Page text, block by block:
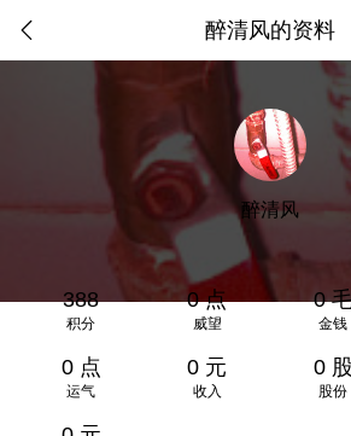
醉清风的资料
醉清风
388
积分
0 点
威望
0
金钱
0 点
运气
0 元
收入
0 股
股份